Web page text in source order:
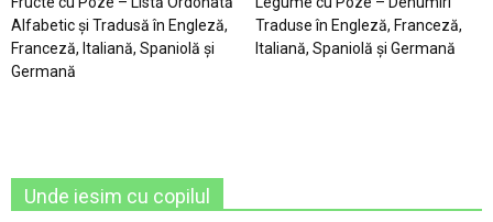
Alfabetic şi Tradusă în Engleză,
Franceză, Italiană, Spaniolă şi
Germană
Traduse în Engleză, Franceză,
Italiană, Spaniolă şi Germană
Unde iesim cu copilul